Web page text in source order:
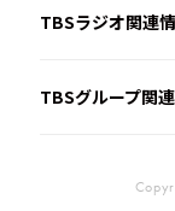
TBSラジオ関連
TBSグループ関